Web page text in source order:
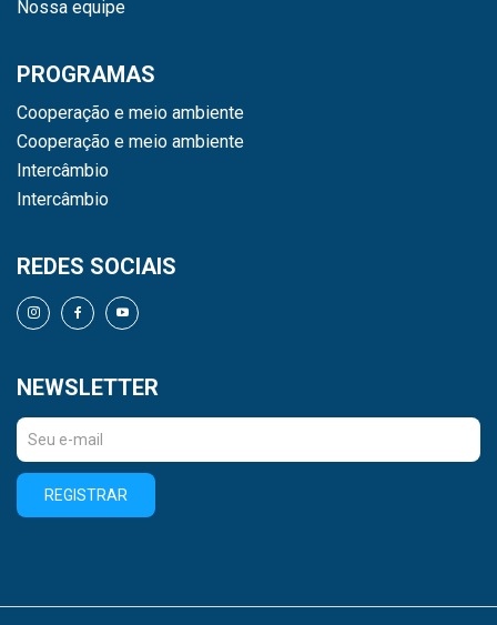
Nossa equipe
PROGRAMAS
Cooperação e meio ambiente
Cooperação e meio ambiente
Intercâmbio
Intercâmbio
REDES SOCIAIS
NEWSLETTER
REGISTRAR